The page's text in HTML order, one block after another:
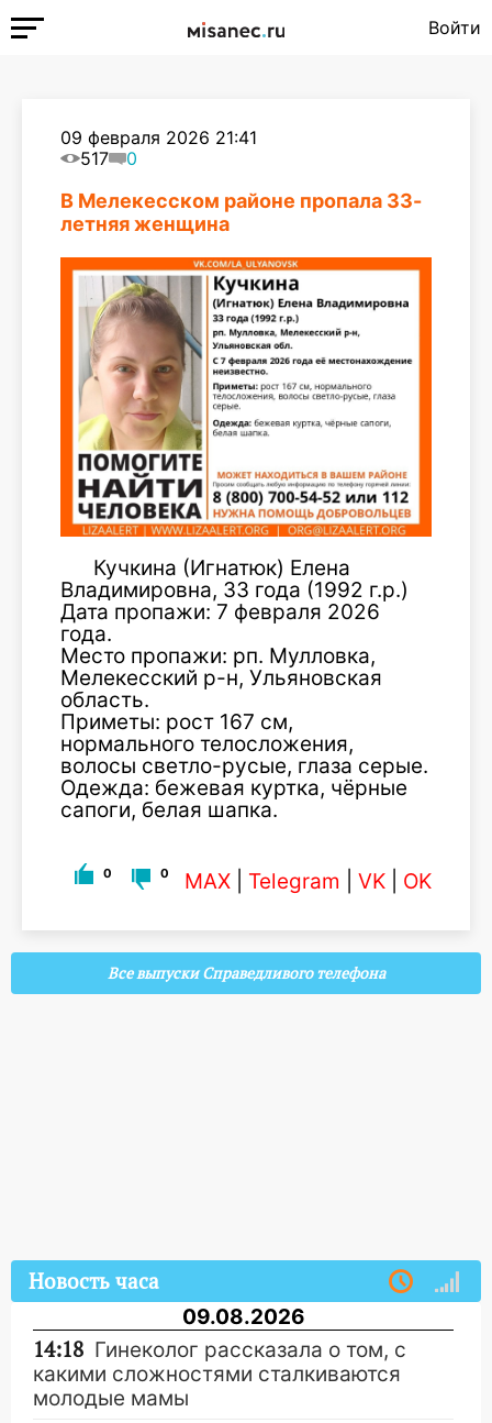
Войти
09 февраля 2026 21:41
517
0
В Мелекесском районе пропала 33-
летняя женщина
Кучкина (Игнатюк) Елена
Владимировна, 33 года (1992 г.р.)
Дата пропажи: 7 февраля 2026
года.
Место пропажи: рп. Мулловка,
Мелекесский р-н, Ульяновская
область.
Приметы: рост 167 см,
нормального телосложения,
волосы светло-русые, глаза серые.
Одежда: бежевая куртка, чёрные
сапоги, белая шапка.
0 0 MAX Telegram VK OK
Все выпуски Справедливого телефона
Новость часа
09.08.2026
14:18 Гинеколог рассказала о том, с
какими сложностями сталкиваются
молодые мамы